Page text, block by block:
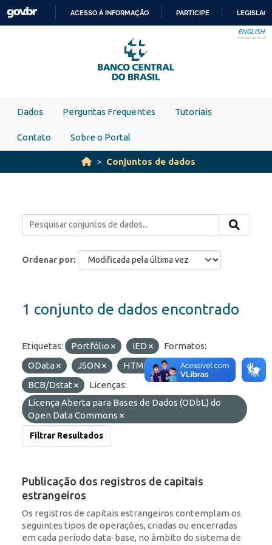
Skip to main content
PARA
O
CONTEÚDO
ACESSO À INFORMAÇÃO PARTICIPE
ENGLISH
Dados Perguntas Frequentes Tutoriais
Contato Sobre o Portal
Conjuntos de dados
Ordenar por
1 conjunto de dados encontrado
Etiquetas: Portfólio IED
Formatos:
OData
JSON HTML
Organizações:
BCB/Dstat
Licenças:
Licença Aberta para Bases de Dados (ODbL) do
Open Data Commons
Filtrar Resultados
Publicação dos registros de capitais
estrangeiros
Os registros de capitais estrangeiros contemplam os
seguintes tipos de operações, criadas ou encerradas
em cada período data-base, no âmbito do sistema de